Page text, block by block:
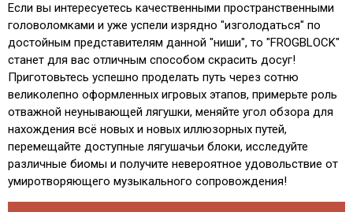
Если вы интересуетесь качественными пространственными
головоломками и уже успели изрядно "изголодаться" по
достойным представителям данной "ниши", то "FROGBLOCK"
станет для вас отличным способом скрасить досуг!
Приготовьтесь успешно проделать путь через сотню
великолепно оформленных игровых этапов, примерьте роль
отважной неунывающей лягушки, меняйте угол обзора для
нахождения всё новых и новых иллюзорных путей,
перемещайте доступные лягушачьи блоки, исследуйте
различные биомы и получите невероятное удовольствие от
умиротворяющего музыкального сопровождения!